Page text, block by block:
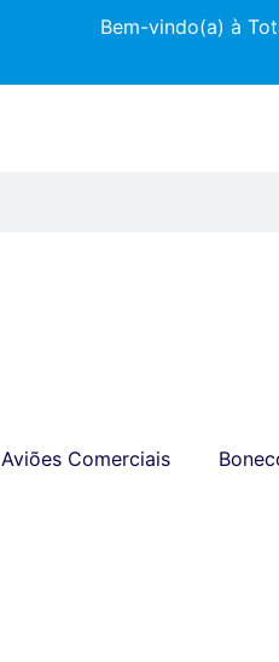
Bem-vindo(a) à
Aviões Comerciais